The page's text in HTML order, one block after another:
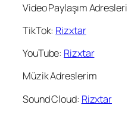
Video Paylaşım Adresleri
TikTok: Rizxtar
YouTube: Rizxtar
Müzik Adreslerim
Sound Cloud: Rizxtar